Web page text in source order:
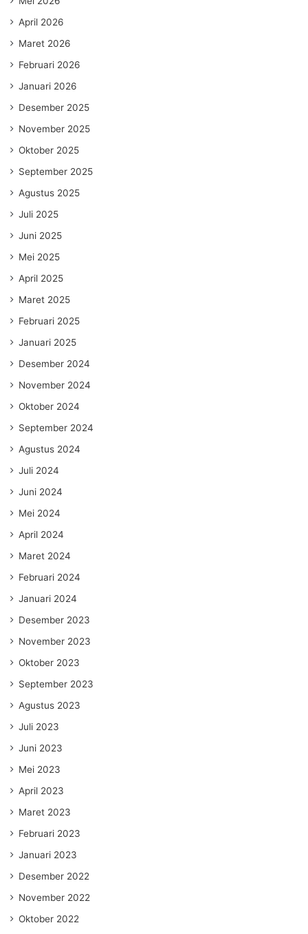
April 2026
Maret 2026
Februari 2026
Januari 2026
Desember 2025
November 2025
Oktober 2025
September 2025
Agustus 2025
Juli 2025
Juni 2025
Mei 2025
April 2025
Maret 2025
Februari 2025
Januari 2025
Desember 2024
November 2024
Oktober 2024
September 2024
Agustus 2024
Juli 2024
Juni 2024
Mei 2024
April 2024
Maret 2024
Februari 2024
Januari 2024
Desember 2023
November 2023
Oktober 2023
September 2023
Agustus 2023
Juli 2023
Juni 2023
Mei 2023
April 2023
Maret 2023
Februari 2023
Januari 2023
Desember 2022
November 2022
Oktober 2022